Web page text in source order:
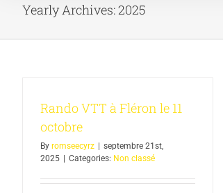
Yearly Archives:2025
Rando VTT à Fléron le 11
octobre
By romseecyrz
septembre 21st,
2025
Categories: Non classé